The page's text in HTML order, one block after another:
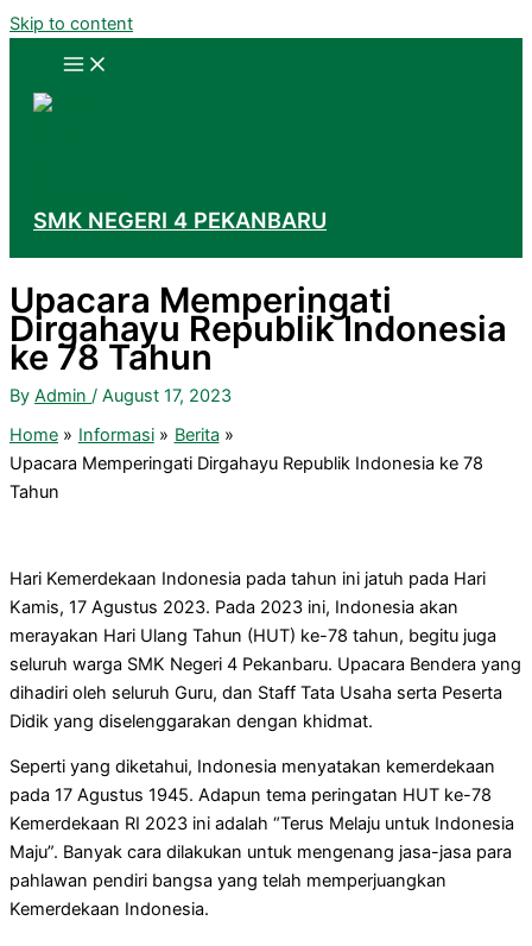
Skip to content
SMK NEGERI 4 PEKANBARU
Upacara Memperingati
Dirgahayu Republik Indonesia
ke 78 Tahun
By Admin / August 17, 2023
Home
Informasi
Berita
Upacara Memperingati Dirgahayu Republik Indonesia ke 78
Tahun
Hari Kemerdekaan Indonesia pada tahun ini jatuh pada Hari
Kamis, 17 Agustus 2023. Pada 2023 ini, Indonesia akan
merayakan Hari Ulang Tahun (HUT) ke-78 tahun, begitu juga
seluruh warga SMK Negeri 4 Pekanbaru. Upacara Bendera yang
dihadiri oleh seluruh Guru, dan Staff Tata Usaha serta Peserta
Didik yang diselenggarakan dengan khidmat.
Seperti yang diketahui, Indonesia menyatakan kemerdekaan
pada 17 Agustus 1945. Adapun tema peringatan HUT ke-78
Kemerdekaan RI 2023 ini adalah “Terus Melaju untuk Indonesia
Maju”. Banyak cara dilakukan untuk mengenang jasa-jasa para
pahlawan pendiri bangsa yang telah memperjuangkan
Kemerdekaan Indonesia.